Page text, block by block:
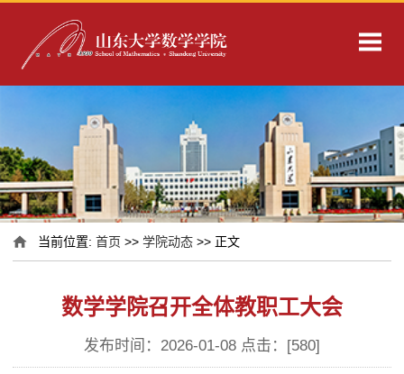
当前位置:首页 >>学院动态 >> 正文
数学学院召开全体教职工大会
发布时间：2026-01-08 点击：[580]